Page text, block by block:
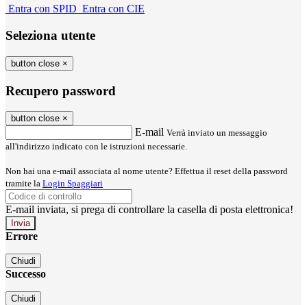
Entra con SPID Entra con CIE
Seleziona utente
button close ×
Recupero password
button close ×
E-mail Verrà inviato un messaggio
all'indirizzo indicato con le istruzioni necessarie.
Non hai una e-mail associata al nome utente? Effettua il reset della password
tramite la Login Spaggiari
E-mail inviata, si prega di controllare la casella di posta elettronica!
Errore
Chiudi
Successo
Chiudi